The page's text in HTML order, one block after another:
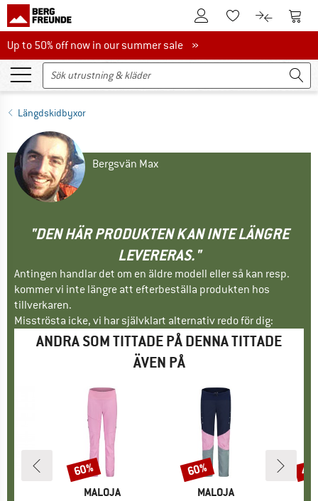
Till kundkontotTill minneslistan.
Till Till
Up to 50% off now in our summer sale
Up to 50% off now in our summer sale »
Längdskidbyxor
Bergsvän Max
"DEN HÄR PRODUKTEN KAN INTE LÄNGRE
LEVERERAS."
Antingen handlar det om en äldre modell eller så kan resp.
kommer vi inte längre att efterbeställa produkten hos
tillverkaren.
Misströsta icke, vi har självklart alternativ redo för dig:
ANDRA SOM TITTADE PÅ DENNA TITTADE
ÄVEN PÅ
VARUMÄRKE
MALOJA
Rabatt
60%
VARUMÄRKE
MALOJA
Rabatt
60%